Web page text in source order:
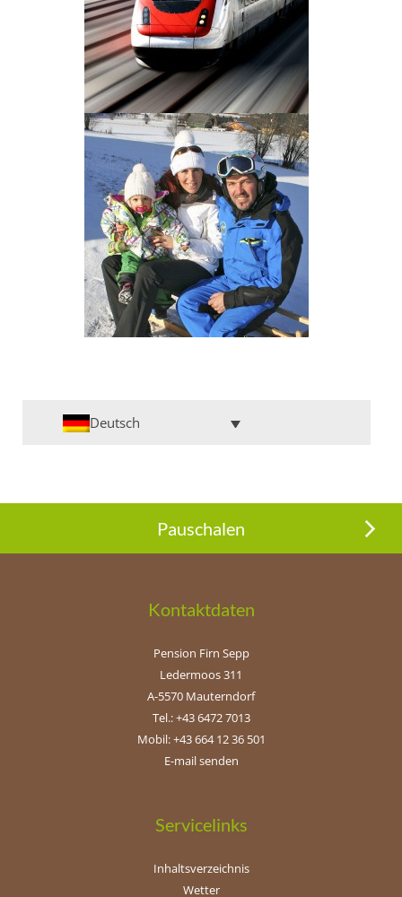
Deutsch
Pauschalen
Kontaktdaten
Pension Firn Sepp
Ledermoos 311
A-5570 Mauterndorf
Tel.: +43 6472 7013
Mobil: +43 664 12 36 501
E-mail senden
Servicelinks
Inhaltsverzeichnis
Wetter